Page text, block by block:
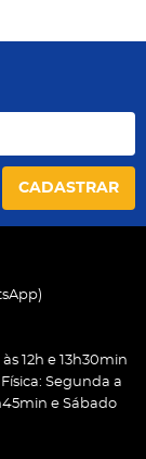
CADASTRAR
12h e 13h30min
Segunda a
e Sábado